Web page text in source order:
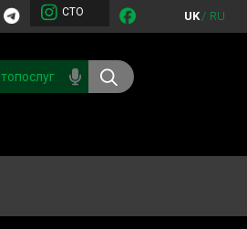
СТО UK/ RU